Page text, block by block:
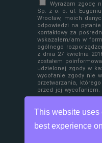
This website uses
best experience
Wyrażam zgodę
Sp. z o. o. ul.
Wrocław, moich
odpowiedzi na
kontaktowy za
wskazałem/am w
ogólnego
z dnia 27 kwietnia
zostałem
udzielonej zgody w
wycofanie zgody nie
przetwarzania,
przed jej wycofaniem.